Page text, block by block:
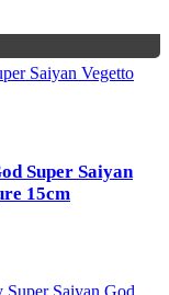
Super Saiyan
15cm